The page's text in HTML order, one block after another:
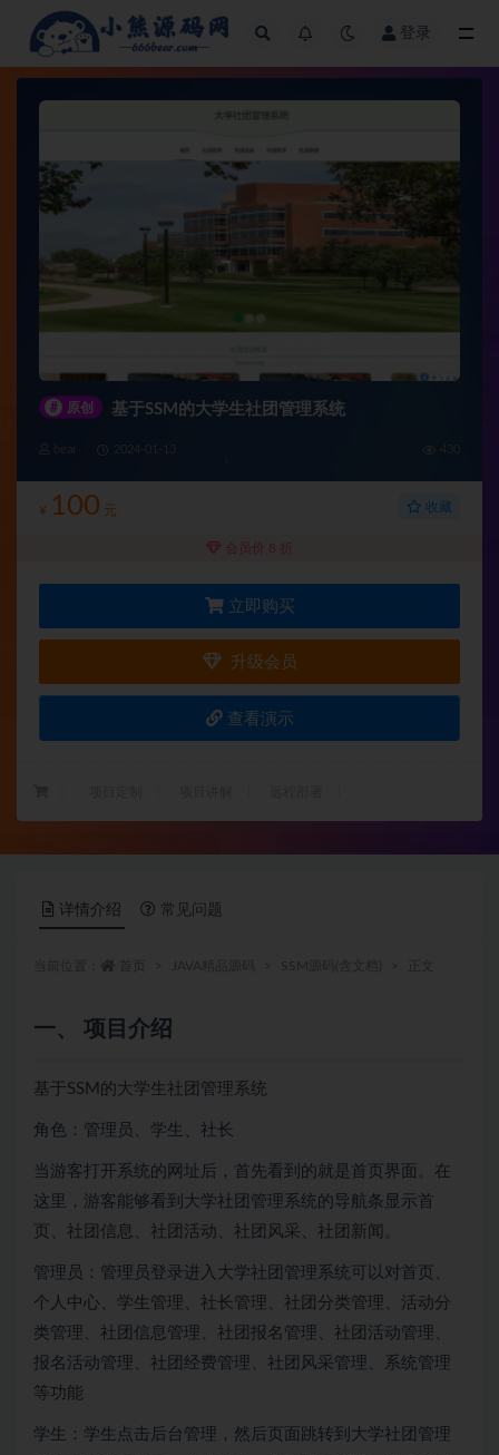
登录
# 原创 基于SSM的大学生社团管理系统
¥ 100 元 收藏
会员价 8 折
立即购买
升级会员
查看演示
详情介绍 常见问题
一、 项目介绍
基于SSM的大学生社团管理系统
角色：管理员、学生、社长
当游客打开系统的网址后，首先看到的就是首页界面。在
这里，游客能够看到大学社团管理系统的导航条显示首
页、社团信息、社团活动、社团风采、社团新闻。
管理员：管理员登录进入大学社团管理系统可以对首页、
个人中心、学生管理、社长管理、社团分类管理、活动分
类管理、社团信息管理、社团报名管理、社团活动管理、
报名活动管理、社团经费管理、社团风采管理、系统管理
等功能
学生：学生点击后台管理，然后页面跳转到大学社团管理